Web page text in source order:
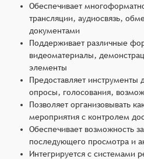
Обеспечивает
трансляции, аудиосвязь,
документами
Поддерживает различные
видеоматериалы,
элементы
Предоставляет инструменты
опросы, голосования,
Позволяет организовывать
мероприятия с контролем
Обеспечивает возможность
последующего просмотра и
Интегрируется с системами